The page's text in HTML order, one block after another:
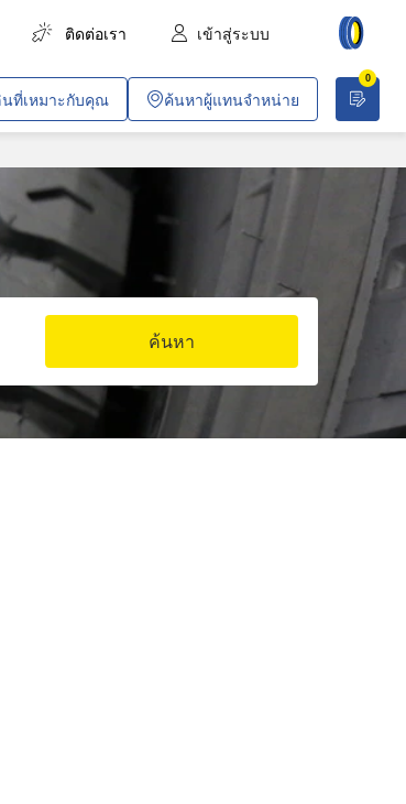
ติดต่อเรา เข้าสู่ระบบ
การขนส่งสินค้า
การขนส่งผู้โดยสาร
การเกษตร
งานก่อสร้างและอุตสาหกรรม
เหมืองทั่วไปและเหมืองหิน
งานค้าขายและวิชาชีพเฉพาะทาง
ปฏิบัติการพลเรือนและการทหาร
อากาศยาน
0
ที่เหมาะกับคุณ ค้นหาผู้แทนจำหน่าย
ค้นหา